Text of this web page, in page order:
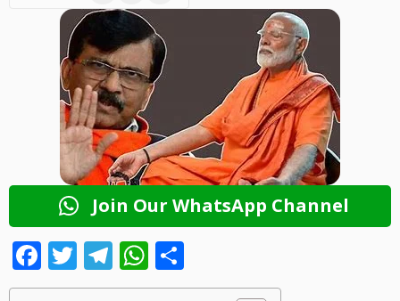
Join Our WhatsApp Channel
F
ac
T
w
T
el
W
h h